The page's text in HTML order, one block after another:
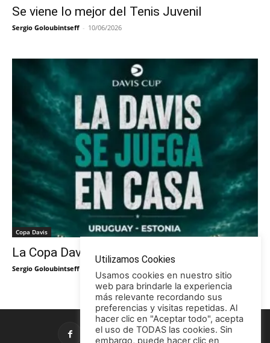
Se viene lo mejor del Tenis Juvenil
Sergio Goloubintseff - 10/06/2026
Copa Davis
La Copa Davis vuelve al Círculo
Sergio Goloubintseff
Utilizamos Cookies
Usamos cookies en nuestro sitio
web para brindarle la experiencia
más relevante recordando sus
preferencias y visitas repetidas. Al
hacer clic en "Aceptar todo", acepta
el uso de TODAS las cookies. Sin
embargo, puede hacer clic en